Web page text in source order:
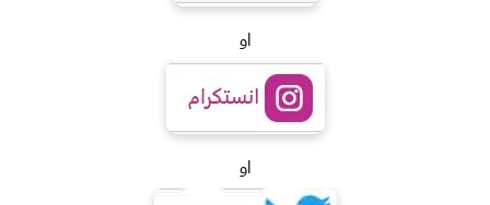
او
او